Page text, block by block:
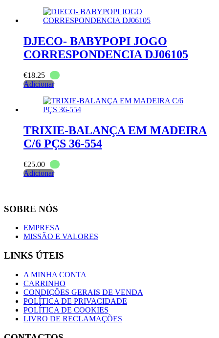
DJECO- BABYPOPI JOGO
CORRESPONDENCIA DJ06105
€18.25
Adicionar
TRIXIE-BALANÇA EM MADEIRA
C/6 PÇS 36-554
€25.00
Adicionar
SOBRE NÓS
EMPRESA
MISSÃO E VALORES
LINKS ÚTEIS
A MINHA CONTA
CARRINHO
CONDIÇÕES GERAIS DE VENDA
POLÍTICA DE PRIVACIDADE
POLÍTICA DE COOKIES
LIVRO DE RECLAMAÇÕES